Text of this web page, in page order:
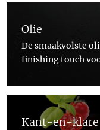
Olie
De smaakvolste
finishing touch
Kant-en-klare